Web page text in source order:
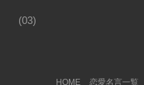
(03)
Footer MenuHOME 恋愛名言一覧